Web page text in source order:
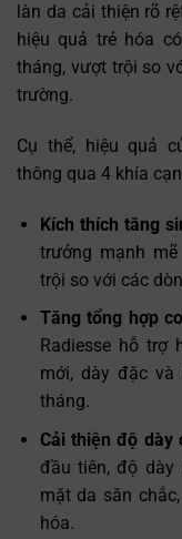
làn da cải thiện rõ
hiệu quả trẻ hóa
tháng, vượt trội so
trường.
Cụ thể, hiệu quả
thông qua 4 khía
Kích thích tăng
trưởng mạnh
trội so với các
Tăng tổng hợp
Radiesse hỗ trợ
mới, dày đặc
tháng.
Cải thiện độ dày
đầu tiên, độ dày
mặt da săn
hóa.